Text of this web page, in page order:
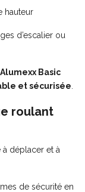
hauteur
d’escalier ou
Alumexx Basic
et sécurisée
roulant
à déplacer et à
de sécurité en